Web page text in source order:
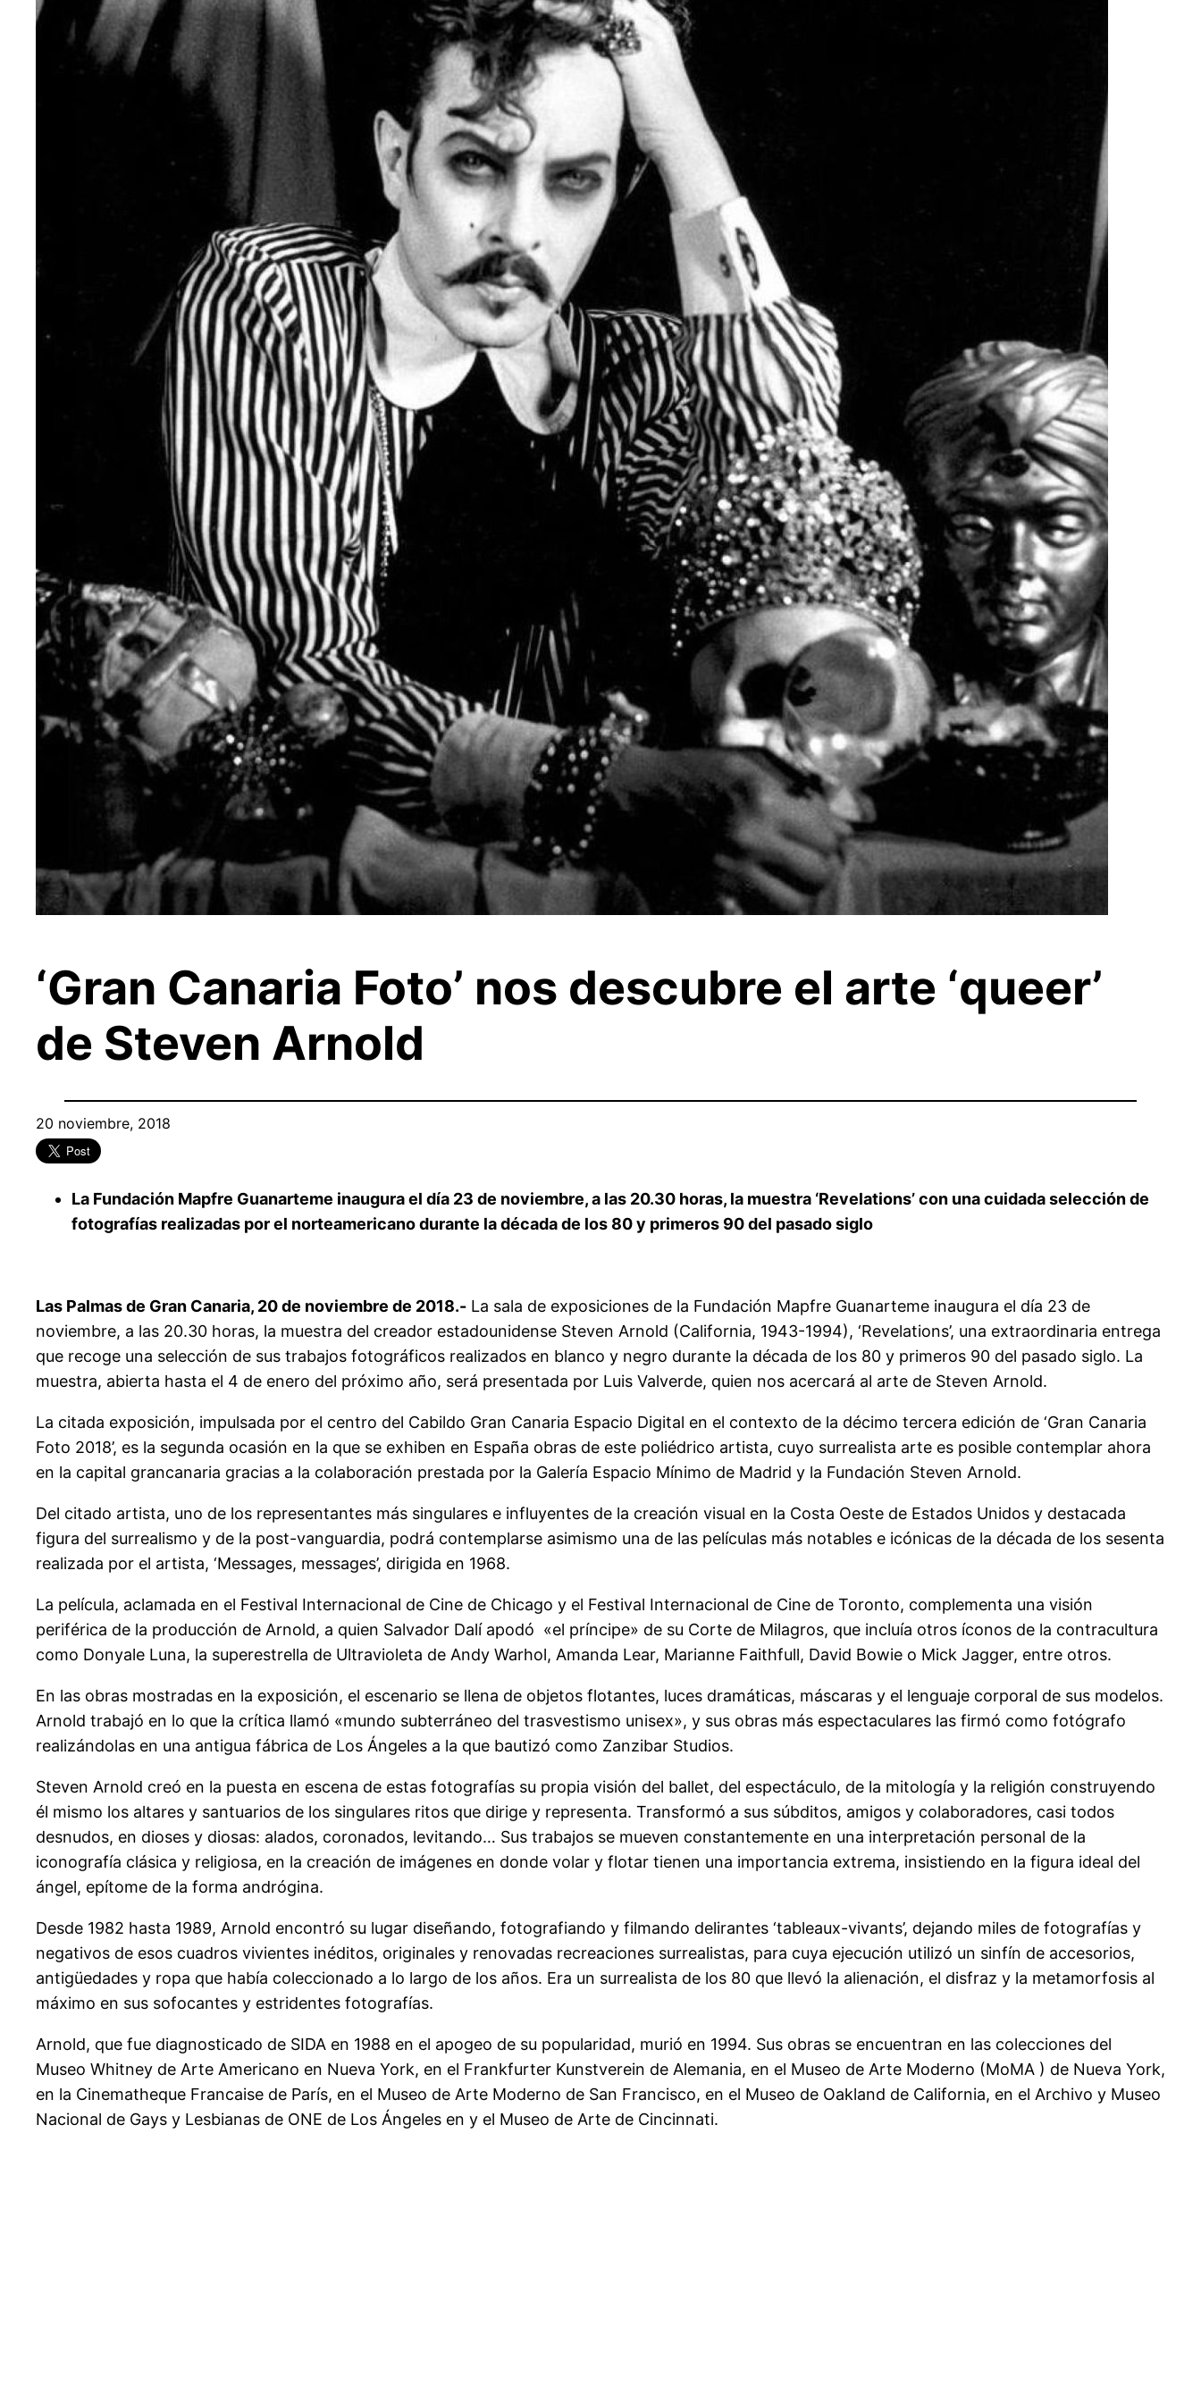
‘Gran Canaria Foto’ nos descubre el arte ‘queer’
de Steven Arnold
20 noviembre, 2018
La Fundación Mapfre Guanarteme inaugura el día 23 de noviembre, a las 20.30 horas, la muestra ‘Revelations’ con una cuidada selección de
fotografías realizadas por el norteamericano durante la década de los 80 y primeros 90 del pasado siglo
Las Palmas de Gran Canaria, 20 de noviembre de 2018.- La sala de exposiciones de la Fundación Mapfre Guanarteme inaugura el día 23 de
noviembre, a las 20.30 horas, la muestra del creador estadounidense Steven Arnold (California, 1943-1994), ‘Revelations’, una extraordinaria entrega
que recoge una selección de sus trabajos fotográficos realizados en blanco y negro durante la década de los 80 y primeros 90 del pasado siglo. La
muestra, abierta hasta el 4 de enero del próximo año, será presentada por Luis Valverde, quien nos acercará al arte de Steven Arnold.
La citada exposición, impulsada por el centro del Cabildo Gran Canaria Espacio Digital en el contexto de la décimo tercera edición de ‘Gran Canaria
Foto 2018’, es la segunda ocasión en la que se exhiben en España obras de este poliédrico artista, cuyo surrealista arte es posible contemplar ahora
en la capital grancanaria gracias a la colaboración prestada por la Galería Espacio Mínimo de Madrid y la Fundación Steven Arnold.
Del citado artista, uno de los representantes más singulares e influyentes de la creación visual en la Costa Oeste de Estados Unidos y destacada
figura del surrealismo y de la post-vanguardia, podrá contemplarse asimismo una de las películas más notables e icónicas de la década de los sesenta
realizada por el artista, ‘Messages, messages’, dirigida en 1968.
La película, aclamada en el Festival Internacional de Cine de Chicago y el Festival Internacional de Cine de Toronto, complementa una visión
periférica de la producción de Arnold, a quien Salvador Dalí apodó «el príncipe» de su Corte de Milagros, que incluía otros íconos de la contracultura
como Donyale Luna, la superestrella de Ultravioleta de Andy Warhol, Amanda Lear, Marianne Faithfull, David Bowie o Mick Jagger, entre otros.
En las obras mostradas en la exposición, el escenario se llena de objetos flotantes, luces dramáticas, máscaras y el lenguaje corporal de sus modelos.
Arnold trabajó en lo que la crítica llamó «mundo subterráneo del trasvestismo unisex», y sus obras más espectaculares las firmó como fotógrafo
realizándolas en una antigua fábrica de Los Ángeles a la que bautizó como Zanzibar Studios.
Steven Arnold creó en la puesta en escena de estas fotografías su propia visión del ballet, del espectáculo, de la mitología y la religión construyendo
él mismo los altares y santuarios de los singulares ritos que dirige y representa. Transformó a sus súbditos, amigos y colaboradores, casi todos
desnudos, en dioses y diosas: alados, coronados, levitando… Sus trabajos se mueven constantemente en una interpretación personal de la
iconografía clásica y religiosa, en la creación de imágenes en donde volar y flotar tienen una importancia extrema, insistiendo en la figura ideal del
ángel, epítome de la forma andrógina.
Desde 1982 hasta 1989, Arnold encontró su lugar diseñando, fotografiando y filmando delirantes ‘tableaux-vivants’, dejando miles de fotografías y
negativos de esos cuadros vivientes inéditos, originales y renovadas recreaciones surrealistas, para cuya ejecución utilizó un sinfín de accesorios,
antigüedades y ropa que había coleccionado a lo largo de los años. Era un surrealista de los 80 que llevó la alienación, el disfraz y la metamorfosis al
máximo en sus sofocantes y estridentes fotografías.
Arnold, que fue diagnosticado de SIDA en 1988 en el apogeo de su popularidad, murió en 1994. Sus obras se encuentran en las colecciones del
Museo Whitney de Arte Americano en Nueva York, en el Frankfurter Kunstverein de Alemania, en el Museo de Arte Moderno (MoMA ) de Nueva York,
en la Cinematheque Francaise de París, en el Museo de Arte Moderno de San Francisco, en el Museo de Oakland de California, en el Archivo y Museo
Nacional de Gays y Lesbianas de ONE de Los Ángeles en y el Museo de Arte de Cincinnati.